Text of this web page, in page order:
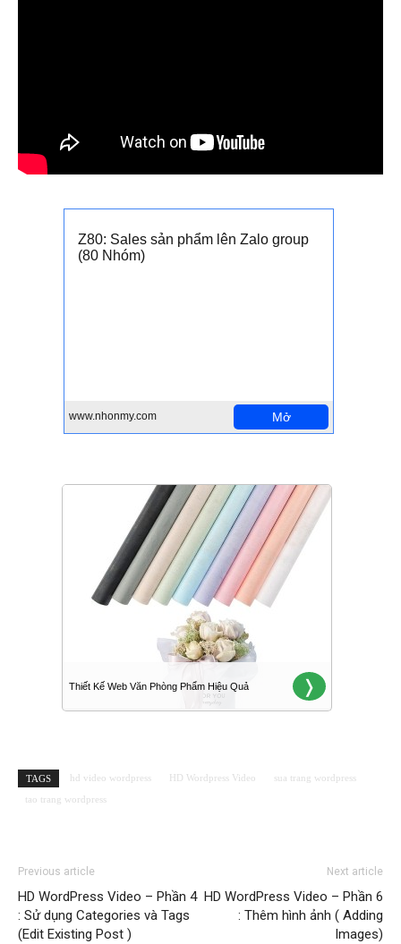
TAGS hd video wordpress HD Wordpress Video
sua trang wordpress
tao trang wordpress
Previous article
HD WordPress Video – Phần 4
: Sử dụng Categories và Tags
(Edit Existing Post )
Next article
HD WordPress Video – Phần 6
: Thêm hình ảnh ( Adding
Images)